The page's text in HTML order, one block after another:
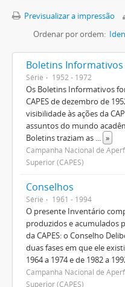
Previsualizar a impressão
Ordenar por ordem:
Boletins Informativos
Série 1952 - 1972
Os Boletins Informativos
CAPES de dezembro de
visibilidade às ações da
assuntos do mundo
Boletins traziam as ... »
Campanha Nacional de
Superior (CAPES)
Conselhos
Série 1961 - 1994
O presente Inventário
produzidos e acumulados
da CAPES: o Conselho
duas fases em que ele
1964 a 1974 e de 1982 a
Campanha Nacional de
Superior (CAPES)